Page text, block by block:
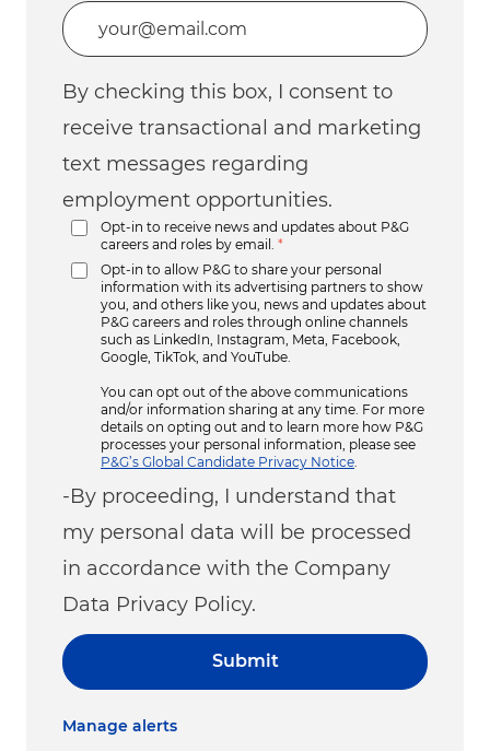
Enter Email address (Required)
By checking this box, I consent to
receive transactional and marketing
text messages regarding
employment opportunities.
Opt-in to receive news and updates about P&G
careers and roles by email.
*
Opt-in to allow P&G to share your personal
information with its advertising partners to show
you, and others like you, news and updates about
P&G careers and roles through online channels
such as LinkedIn, Instagram, Meta, Facebook,
Google, TikTok, and YouTube.
You can opt out of the above communications
and/or information sharing at any time. For more
details on opting out and to learn more how P&G
processes your personal information, please see
P&G’s Global Candidate Privacy Notice
-By proceeding, I understand that
my personal data will be processed
in accordance with the Company
Data Privacy Policy.
Submit
Manage alerts